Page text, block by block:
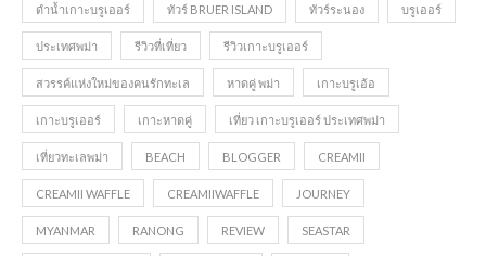
ดำน้ำเกาะบรูเออร์ ทัวร์ BRUER ISLAND ทัวร์ระนอง บรูเออร์
ประเทศพม่า รีวิวที่เที่ยว รีวิวเกาะบรูเออร์
สวรรค์แห่งใหม่ของคนรักทะเล หาดคู่ พม่า เกาะบรูเอ้อ
เกาะบรูเออร์ เกาะหาดคู่ เที่ยว เกาะบรูเออร์ ประเทศพม่า
เที่ยวทะเลพม่า BEACH BLOGGER CREAMII
CREAMII WAFFLE CREAMIIWAFFLE JOURNEY
MYANMAR RANONG REVIEW SEASTAR